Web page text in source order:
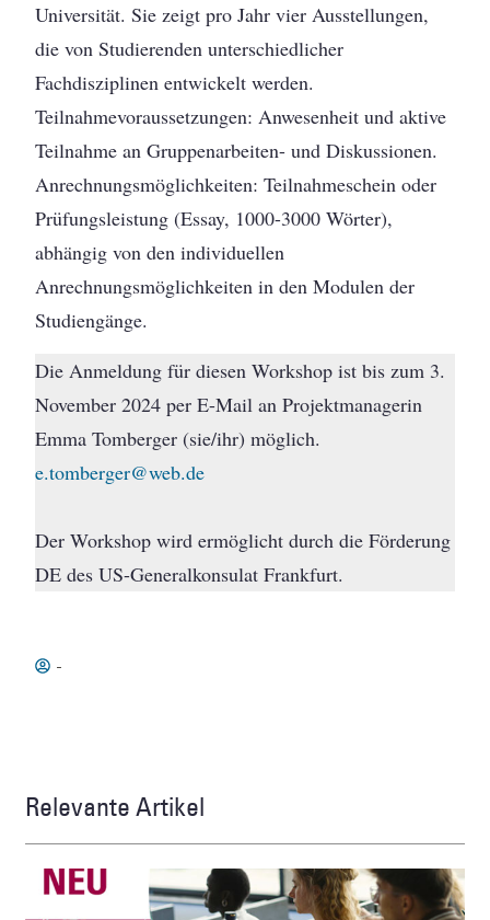
Universität. Sie zeigt pro Jahr vier Ausstellungen,
die von Studierenden unterschiedlicher
Fachdisziplinen entwickelt werden.
Teilnahmevoraussetzungen: Anwesenheit und aktive
Teilnahme an Gruppenarbeiten- und Diskussionen.
Anrechnungsmöglichkeiten: Teilnahmeschein oder
Prüfungsleistung (Essay, 1000-3000 Wörter),
abhängig von den individuellen
Anrechnungsmöglichkeiten in den Modulen der
Studiengänge.
Die Anmeldung für diesen Workshop ist bis zum 3.
November 2024 per E-Mail an Projektmanagerin
Emma Tomberger (sie/ihr) möglich.
e.tomberger@web.de
Der Workshop wird ermöglicht durch die Förderung
DE des US-Generalkonsulat Frankfurt.
-
Relevante Artikel